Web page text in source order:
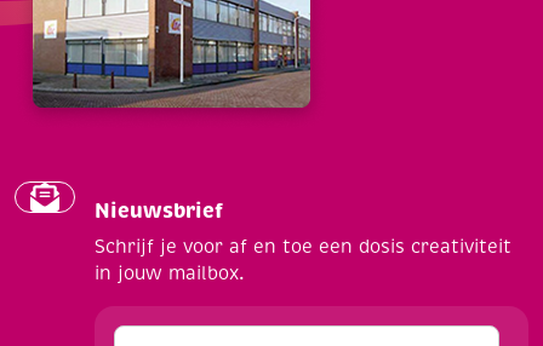
Nieuwsbrief
Schrijf je voor af en toe een dosis creativiteit
in jouw mailbox.